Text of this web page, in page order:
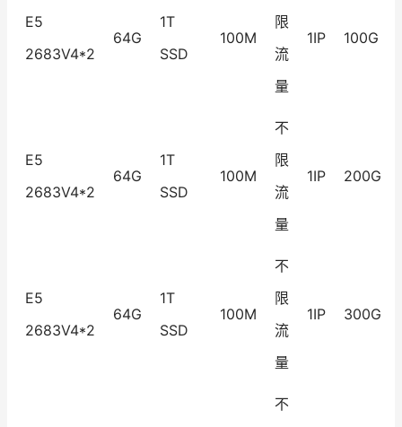
E5
2683V4*2
64G
1T
SSD
100M
限
流
量
1IP 100G
E5
2683V4*2
64G
1T
SSD
100M
不
限
流
量
1IP 200G
E5
2683V4*2
64G
1T
SSD
100M
不
限
流
量
1IP 300G
不